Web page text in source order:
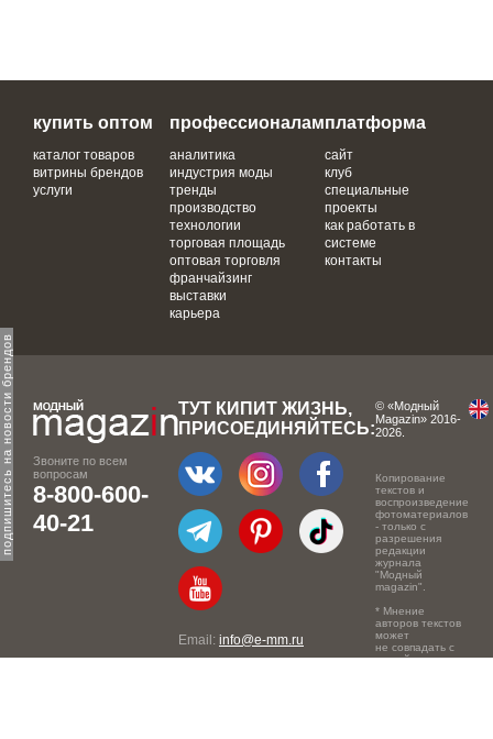
подпишитесь на новости брендов
купить оптом
каталог товаров
витрины брендов
услуги
профессионалам
аналитика
индустрия моды
тренды
производство
технологии
торговая площадь
оптовая торговля
франчайзинг
выставки
карьера
платформа
сайт
клуб
специальные
проекты
как работать в
системе
контакты
Звоните по всем
вопросам
8-800-600-
40-21
ТУТ КИПИТ ЖИЗНЬ,
ПРИСОЕДИНЯЙТЕСЬ:
Email: info@e-mm.ru
© «Модный
Magazin» 2016-
2026.
Копирование
текстов и
воспроизведение
фотоматериалов
- только с
разрешения
редакции
журнала
"Модный
magazin".
* Мнение
авторов текстов
может
не совпадать с
точкой зрения